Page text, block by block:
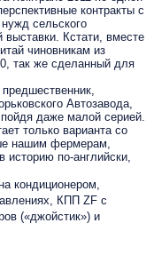
контракты с
сельского
выставки. Кстати, вместе
чиновникам из
так же сделанный для
Автозавода,
даже малой серией.
только варианта со
нашим фермерам,
по-английски,
кондиционером,
КПП ZF с
(«джойстик») и